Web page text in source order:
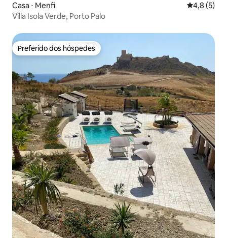
Casa ⋅ Menfi 4,8 de
4,8 (5)
Villa Isola Verde, Porto Palo
Preferido dos hóspedes
Preferido dos hóspedes